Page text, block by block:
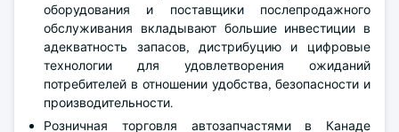
оборудования и поставщики послепродажного
обслуживания вкладывают большие инвестиции в
адекватность запасов, дистрибуцию и цифровые
технологии для удовлетворения ожиданий
потребителей в отношении удобства, безопасности и
производительности.
Розничная торговля автозапчастями в Канаде